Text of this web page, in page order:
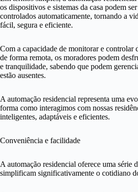
os dispositivos e sistemas da casa podem
controlados automaticamente, tornando a
fácil, segura e eficiente.
Com a capacidade de monitorar e controlar
de forma remota, os moradores podem
e tranquilidade, sabendo que podem
estão ausentes.
A automação residencial representa uma
forma como interagimos com nossas
inteligentes, adaptáveis e eficientes.
Conveniência e facilidade
A automação residencial oferece uma série
simplificam significativamente o cotidiano